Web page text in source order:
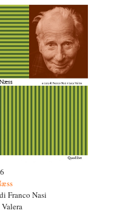
Franco Nasi